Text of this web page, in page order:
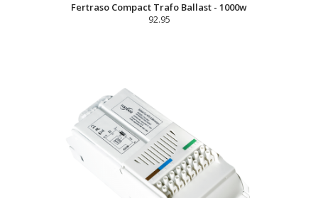
Fertraso Compact Trafo Ballast - 1000w
92.95